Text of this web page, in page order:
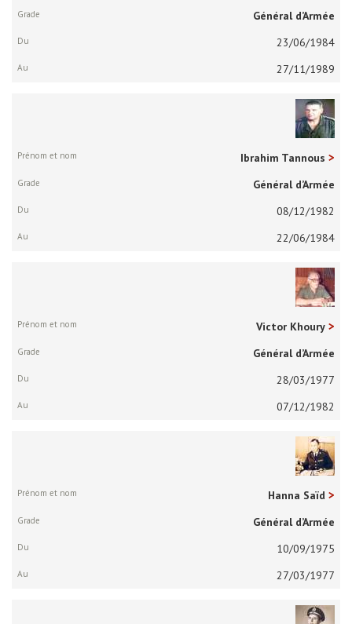
Général d’Armée
23/06/1984
27/11/1989
Ibrahim Tannous
Général d’Armée
08/12/1982
22/06/1984
Victor Khoury
Général d’Armée
28/03/1977
07/12/1982
Hanna Saïd
Général d’Armée
10/09/1975
27/03/1977